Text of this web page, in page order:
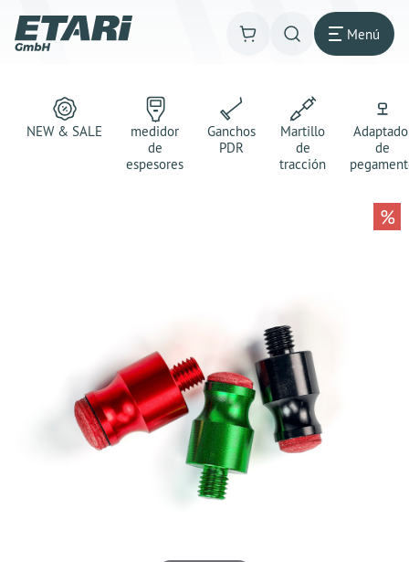
Menú
NEW & SALE
medidor
de
espesores
Ganchos
PDR
Martillo
de
tracción
de
%